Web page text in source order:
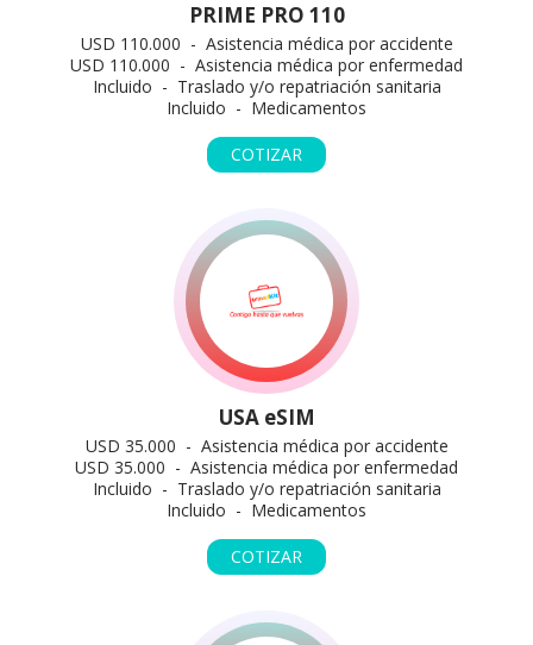
PRIME PRO 110
USD 110.000 - Asistencia médica por accidente
USD 110.000 - Asistencia médica por enfermedad
Incluido - Traslado y/o repatriación sanitaria
Incluido - Medicamentos
COTIZAR
USA eSIM
USD 35.000 - Asistencia médica por accidente
USD 35.000 - Asistencia médica por enfermedad
Incluido - Traslado y/o repatriación sanitaria
Incluido - Medicamentos
COTIZAR